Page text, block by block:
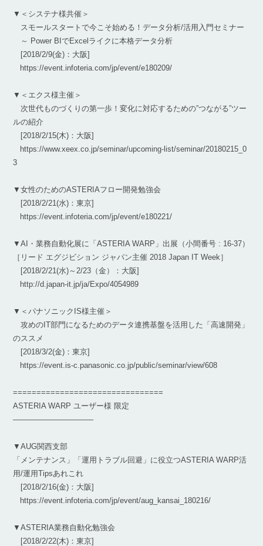
▼＜システナ様共催＞
スモールスタートで今こそ始める！データ分析/活用入門セミナー
～ Power BIでExcelライクに本格データ分析
[2018/2/9(金)：大阪]
https://event.infoteria.com/jp/event/e180209/
▼＜エクス様主催＞
次世代ものづくりの第一歩！変化に対応するための”つながる”ツー
ルの紹介
[2018/2/15(木)：大阪]
https://www.xeex.co.jp/seminar/upcoming-list/seminar/20180215_0
3
▼女性のためのASTERIAフロー開発勉強会
[2018/2/21(水)：東京]
https://event.infoteria.com/jp/event/e180221/
▼AI・業務自動化展に「ASTERIA WARP」出展（小間番号 : 16-37）
［リード エグジビション ジャパン主催 2018 Japan IT Week］
[2018/2/21(水)～2/23（金）：大阪]
http://d.japan-it.jp/ja/Expo/4054989
▼＜パナソニックIS様主催＞
攻めのIT部門になるためのデータ連携基盤を活用した「高速開発」
のススメ
[2018/3/2(金)：東京]
https://event.is-c.panasonic.co.jp/public/seminar/view/608
================================
ASTERIA WARP ユーザー様 限定
——————————–
▼AUG関西支部
「メンテナンス」「運用トラブル回避」に役立つASTERIA WARP活
用/運用Tipsあれこれ
[2018/2/16(金)：大阪]
https://event.infoteria.com/jp/event/aug_kansai_180216/
▼ASTERIA業務自動化勉強会
[2018/2/22(木)：東京]